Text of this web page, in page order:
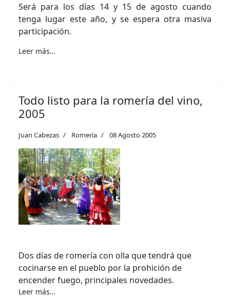
Será para los días 14 y 15 de agosto cuando
tenga lugar este año, y se espera otra masiva
participación.
Leer más…
Todo listo para la romería del vino,
2005
Juan Cabezas Romería 08 Agosto 2005
Dos días de romería con olla que tendrá que
cocinarse en el pueblo por la prohición de
encender fuego, principales novedades.
Leer más…